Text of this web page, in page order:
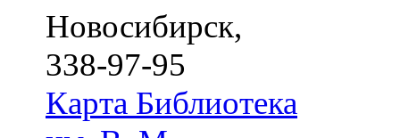
Новосибирск,
338-97-95
Карта Библиотека